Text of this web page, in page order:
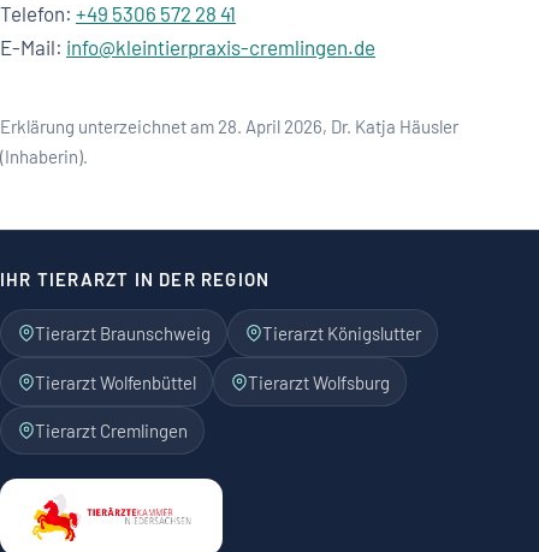
Telefon: +49 5306 572 28 41
E-Mail: info@kleintierpraxis-cremlingen.de
Erklärung unterzeichnet am 28. April 2026, Dr. Katja Häusler
(Inhaberin).
IHR TIERARZT IN DER REGION
Tierarzt Braunschweig Tierarzt Königslutter
Tierarzt Wolfenbüttel Tierarzt Wolfsburg
Tierarzt Cremlingen